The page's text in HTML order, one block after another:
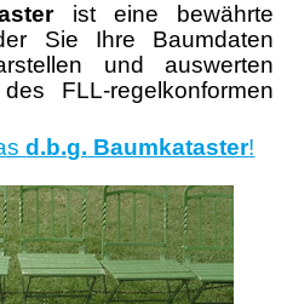
ist eine bewährte
Sie Ihre Baumdaten
und auswerten
FLL-regelkonformen
d.b.g. Baumkataster!